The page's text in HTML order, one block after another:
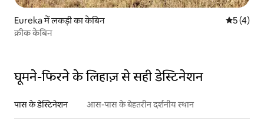
Eureka में लकड़ी का केबिन औसत रेटिंग
5 (4)
क्रीक केबिन
घूमने-फिरने के लिहाज़ से सही डेस्टिनेशन
पास के डेस्टिनेशन आस-पास के बेहतरीन दर्शनीय स्थान